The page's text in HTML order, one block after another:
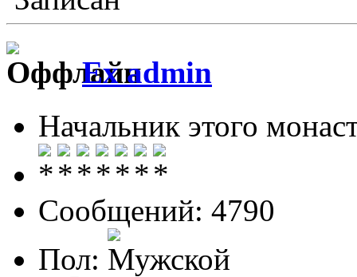
Ex admin
Начальник этого
Сообщений: 4790
Пол: